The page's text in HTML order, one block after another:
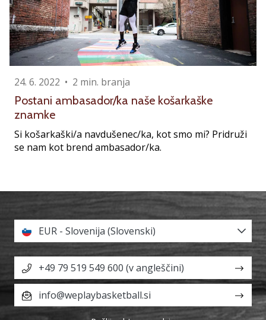
24. 6. 2022 • 2 min. branja
Postani ambasador/ka naše košarkaške
znamke
Si košarkaški/a navdušenec/ka, kot smo mi? Pridruži
se nam kot brend ambasador/ka.
EUR - Slovenija (Slovenski)
+49 79 519 549 600 (v angleščini)
info@weplaybasketball.si